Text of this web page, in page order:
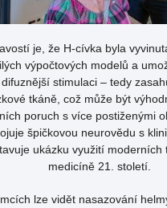
je, že H-cívka byla
výpočtových modelů a
stimulaci – tedy
tkáně, což může být
poruch s více postiženými
špičkovou neurovědu s
ukázku využití moderních
medicíně 21. století.
lze vidět nasazování